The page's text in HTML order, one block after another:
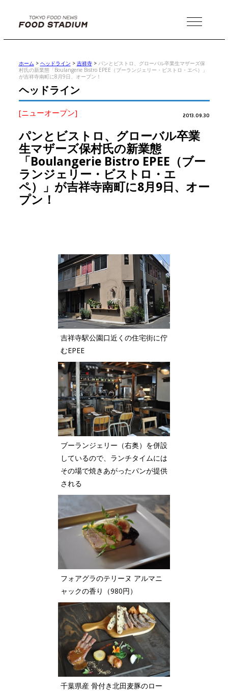
MENU
ホーム > ヘッドライン > 吉祥寺> パンとビストロ、グローバル卒業生マザーズ保
村氏の新業態「Boulangerie Bistro EPEE（ブーランジェリー・ビストロ・エペ）」
が吉祥寺南町に8月9日、オープン！
ヘッドライン
[ニューオープン] 2013.09.30
パンとビストロ、グローバル卒業
生マザーズ保村氏の新業態
「Boulangerie Bistro EPEE（ブー
ランジェリー・ビストロ・エ
ペ）」が吉祥寺南町に8月9日、オー
プン！
吉祥寺駅公園口近くの住宅街に佇
むEPEE
ブーランジェリー（右奥）を併設
しているので、ランチタイムには
その場で焼きあがったパンが提供
される
フォアグラのテリーヌ アルマニ
ャックの香り（980円）
千葉県産 骨付き北田麦豚のロー